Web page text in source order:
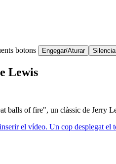
botons Engegar/Aturar
Lewis
balls of fire", un clàssic de Jerry
el vídeo. Un cop desplegat